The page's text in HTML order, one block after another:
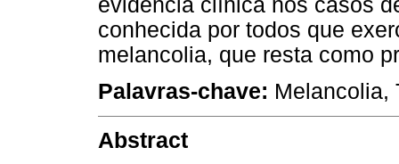
conhecida por todos que
melancolia, que resta como
Palavras-chave: Melancolia,
Abstract